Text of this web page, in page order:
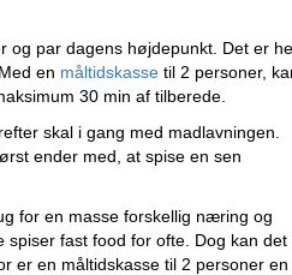
og par dagens højdepunkt. Det er
en måltidskasse til 2 personer,
30 min af tilberede.
skal i gang med madlavningen.
ender med, at spise en sen
for en masse forskellig næring og
fast food for ofte. Dog kan det
er en måltidskasse til 2 personer en